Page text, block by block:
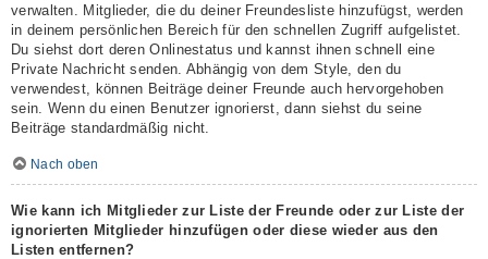
verwalten. Mitglieder, die du deiner Freundesliste hinzufügst, werden
in deinem persönlichen Bereich für den schnellen Zugriff aufgelistet.
Du siehst dort deren Onlinestatus und kannst ihnen schnell eine
Private Nachricht senden. Abhängig von dem Style, den du
verwendest, können Beiträge deiner Freunde auch hervorgehoben
sein. Wenn du einen Benutzer ignorierst, dann siehst du seine
Beiträge standardmäßig nicht.
Nach oben
Wie kann ich Mitglieder zur Liste der Freunde oder zur Liste der
ignorierten Mitglieder hinzufügen oder diese wieder aus den
Listen entfernen?